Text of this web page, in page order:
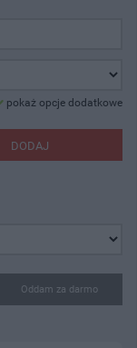
pokaż opcje dodatkowe
DODAJ
Oddam za darmo